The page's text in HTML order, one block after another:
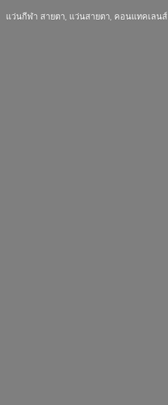
แว่นกีฬา สายตา, แว่นสายตา, คอนแทคเลนส์